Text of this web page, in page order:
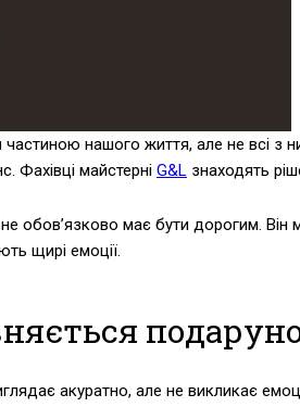
нашого життя, але не всі з
Фахівці майстерні G&L знаходять
обов’язково має бути дорогим.
щирі емоції.
акуратно, але не викликає